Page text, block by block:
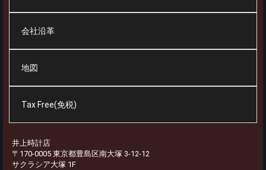
会社沿革
地図
Tax Free(免税)
井上時計店
〒170-0005 東京都豊島区南大塚 3-12-12
サクラシア大塚 1F